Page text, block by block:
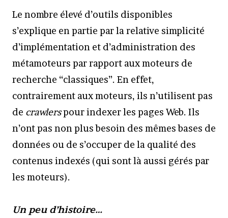
Le nombre élevé d’outils disponibles
s’explique en partie par la relative simplicité
d’implémentation et d’administration des
métamoteurs par rapport aux moteurs de
recherche “classiques”. En effet,
contrairement aux moteurs, ils n’utilisent pas
de crawlerspour indexer les pages Web. Ils
n’ont pas non plus besoin des mêmes bases de
données ou de s’occuper de la qualité des
contenus indexés (qui sont là aussi gérés par
les moteurs).
Un peu d’histoire…